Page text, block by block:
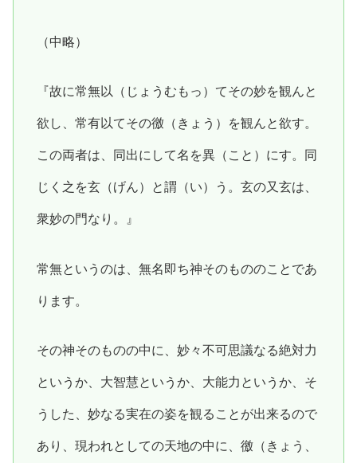
（中略）
『故に常無以（じょうむもっ）てその妙を観んと
欲し、常有以てその徼（きょう）を観んと欲す。
この両者は、同出にして名を異（こと）にす。同
じく之を玄（げん）と謂（い）う。玄の又玄は、
衆妙の門なり。』
常無というのは、無名即ち神そのもののことであ
ります。
その神そのものの中に、妙々不可思議なる絶対力
というか、大智慧というか、大能力というか、そ
うした、妙なる実在の姿を観ることが出来るので
あり、現われとしての天地の中に、徼（きょう、